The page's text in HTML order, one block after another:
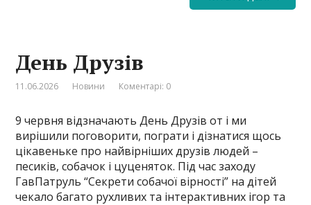
День Друзів
11.06.2026 Новини Коментарі: 0
9 червня відзначають День Друзів от і ми
вирішили поговорити, пограти і дізнатися щось
цікавеньке про найвірніших друзів людей –
песиків, собачок і цуценяток. Під час заходу
ГавПатруль “Секрети собачої вірності” на дітей
чекало багато рухливих та інтерактивних ігор та